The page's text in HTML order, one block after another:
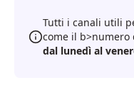
Tutti i canali utili
come il b>numero
dal lunedì al